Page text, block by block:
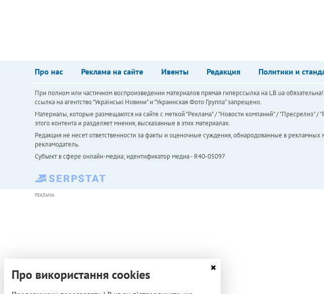
Про нас Реклама на сайте Ивенты Редакция Политики и
При полном или частичном воспроизведении материалов прямая гиперссылка на LB.ua
ссылка на агентство "Українськi Новини" и "Украинская Фото Группа" запрещено.
Материалы, которые размещаются на сайте с меткой "Реклама" / "Новости компаний" / "Пресрелиз" /
этого контента и разделяет мнения, высказанные в этих материалах.
Редакция не несет ответственности за факты и оценочные суждения, обнародованные в рекламных
рекламодатель.
Субъект в сфере онлайн-медиа; идентификатор медиа - R40-05097
РЕКЛАМА
Про використання cookies